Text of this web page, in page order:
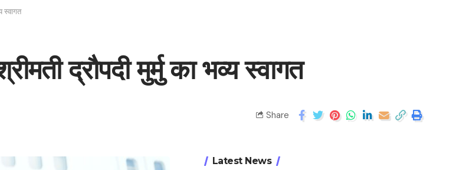
स्वागत
द्रौपदी मुर्मु का भव्य स्वागत
Share
Latest News